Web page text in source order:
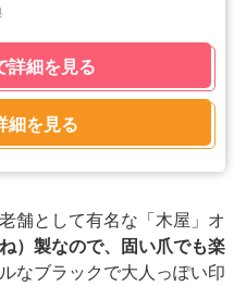
細を見る
細を見る
舗として有名な「木屋」オ
）製なので、固い爪でも楽
なブラックで大人っぽい印